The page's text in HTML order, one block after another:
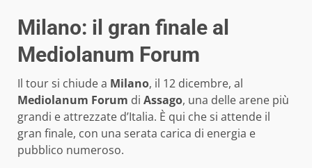
Milano: il gran finale al
Mediolanum Forum
Il tour si chiude a Milano, il 12 dicembre, al
Mediolanum Forum di Assago, una delle arene più
grandi e attrezzate d’Italia. È qui che si attende il
gran finale, con una serata carica di energia e
pubblico numeroso.